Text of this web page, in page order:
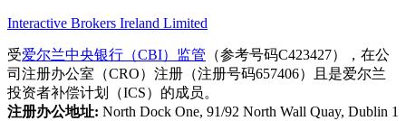
Interactive Brokers Ireland Limited
受爱尔兰中央银行（CBI）监管 （参考号码C423427），在公
司注册办公室（CRO）注册（注册号码657406）且是爱尔兰
投资者补偿计划（ICS）的成员。
注册办公地址: North Dock One, 91/92 North Wall Quay, Dublin 1